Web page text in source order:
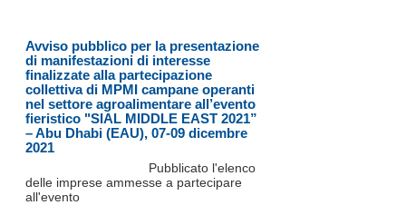
Avviso pubblico per la presentazione
di manifestazioni di interesse
finalizzate alla partecipazione
collettiva di MPMI campane operanti
nel settore agroalimentare all’evento
fieristico "SIAL MIDDLE EAST 2021”
– Abu Dhabi (EAU), 07-09 dicembre
2021
Pubblicato l'elenco
delle imprese ammesse a partecipare
all'evento